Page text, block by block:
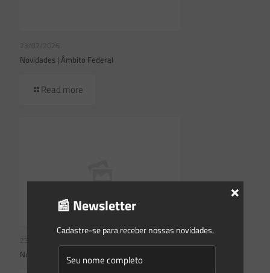
23/07/2026
Novidades | Âmbito Federal
Read more
23/07/2026
Novidades | Âmbito Estadual: Rio Grande do Sul
📰 Newsletter
Cadastre-se para receber nossas novidades.
×